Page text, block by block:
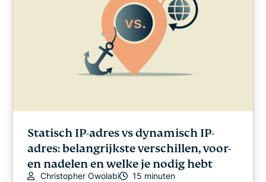
Statisch IP-adres vs dynamisch IP-
adres: belangrijkste verschillen, voor-
en nadelen en welke je nodig hebt
Christopher Owolabi 15 minuten